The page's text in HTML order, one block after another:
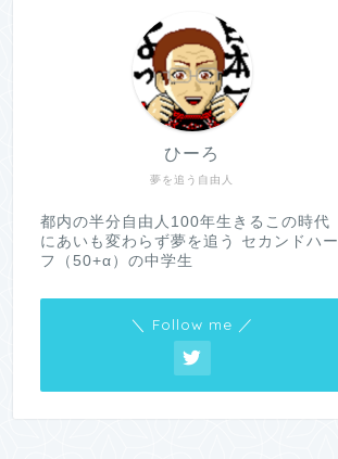
夢を追う自由人
ひーろ
都内の半分自由人100年生きるこの時代
にあいも変わらず夢を追う セカンドハー
フ（50+α）の中学生
＼ Follow me ／